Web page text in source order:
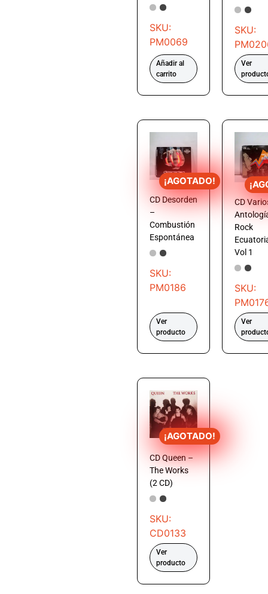
SKU:
PM0069
Añadir al
carrito
SKU:
Ver
¡AGOTADO!
CD Desorden
–
Combustión
Espontánea
SKU:
PM0186
Ver
producto
CD
Rock
Vol 1
SKU:
Ver
¡AGOTADO!
CD Queen –
The Works
(2 CD)
SKU:
CD0133
Ver
producto